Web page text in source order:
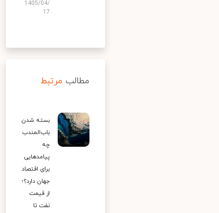
1405/04/
17
مطالب مرتبط
بسته شدن
باب‌المندب
چه
پیامدهایی
برای اقتصاد
جهان دارد؟؛
از قیمت
نفت تا